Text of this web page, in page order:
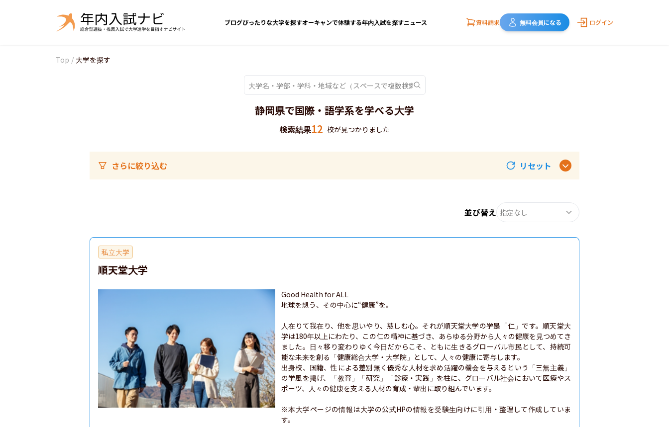
ブログぴったりな大学を探すオーキャンで体験する年内入試を探すニュース 資料請求 無料会員になる ログイン
Top / 大学を探す
静岡県で国際・語学系を学べる大学
検索結果12 校が見つかりました
さらに絞り込む リセット
並び替え 指定なし
私立大学
順天堂大学
Good Health for ALL
地球を想う、その中⼼に“健康”を。
人在りて我在り、他を思いやり、慈しむ心。それが順天堂大学の学是「仁」です。順天堂大
学は180年以上にわたり、この仁の精神に基づき、あらゆる分野から人々の健康を見つめてき
ました。日々移り変わりゆく今日だからこそ、ともに生きるグローバル市民として、持続可
能な未来を創る「健康総合大学・大学院」として、人々の健康に寄与します。
出身校、国籍、性による差別無く優秀な人材を求め活躍の機会を与えるという「三無主義」
の学風を掲げ、「教育」「研究」「診療・実践」を柱に、グローバル社会において医療やス
ポーツ、人々の健康を支える人材の育成・輩出に取り組んでいます。
※本大学ページの情報は大学の公式HPの情報を受験生向けに引用・整理して作成していま
す。